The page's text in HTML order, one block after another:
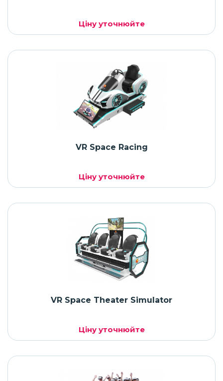
Ціну уточнюйте
VR Space Racing
Ціну уточнюйте
VR Space Theater Simulator
Ціну уточнюйте